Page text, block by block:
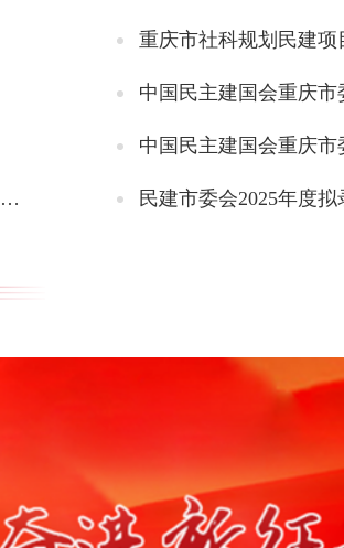
重庆市社科规划民建项
中国民主建国会重庆市委员会
中国民主建国会重庆市委
民建市委会2025年度